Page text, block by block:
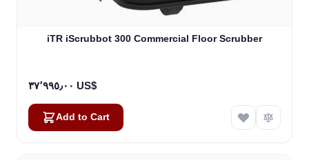
iTR iScrubbot 300 Commercial Floor Scrubber
٣٧٬٩٩٥٫٠٠ US$
Add to Cart